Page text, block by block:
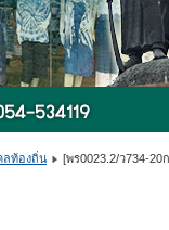
ลท้องถิ่น [พร0023.2/ว734-